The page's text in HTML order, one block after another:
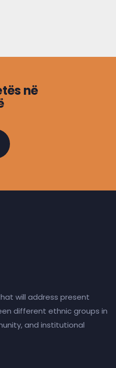
në
will address present
different ethnic groups in
and institutional